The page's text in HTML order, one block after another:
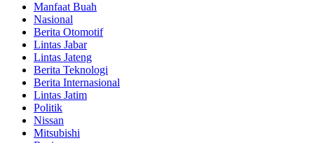
Manfaat Buah
Nasional
Berita Otomotif
Lintas Jabar
Lintas Jateng
Berita Teknologi
Berita Internasional
Lintas Jatim
Politik
Nissan
Mitsubishi